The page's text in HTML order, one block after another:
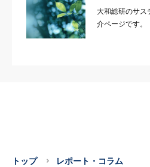
大和総研のサス
介ページです。
トップ レポート・コラム